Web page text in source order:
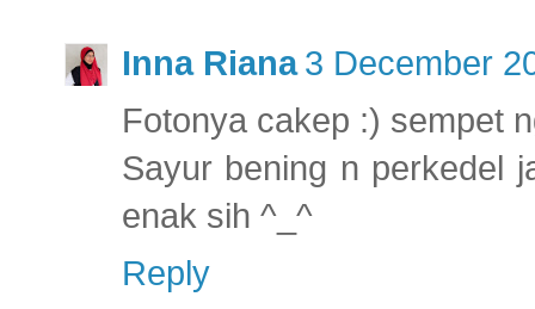
Inna Riana 3 December
Fotonya cakep :) sempet
Sayur bening n perkedel
enak sih ^_^
Reply